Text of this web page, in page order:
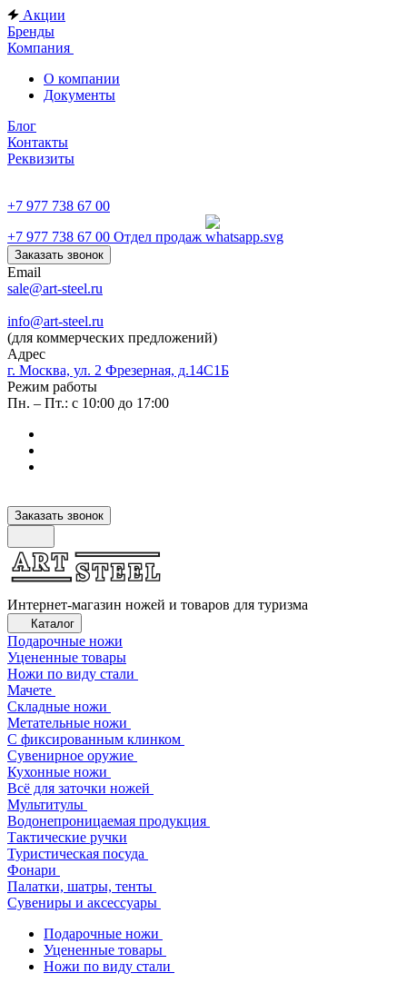
Акции
Бренды
Компания
О компании
Документы
Блог
Контакты
Реквизиты
+7 977 738 67 00
+7 977 738 67 00 Отдел продаж
Заказать звонок
Email
sale@art-steel.ru
info@art-steel.ru
(для коммерческих предложений)
Адрес
г. Москва, ул. 2 Фрезерная, д.14С1Б
Режим работы
Пн. – Пт.: с 10:00 до 17:00
Заказать звонок
Интернет-магазин ножей и товаров для туризма
Каталог
Подарочные ножи
Уцененные товары
Ножи по виду стали
Мачете
Складные ножи
Метательные ножи
С фиксированным клинком
Сувенирное оружие
Кухонные ножи
Всё для заточки ножей
Мультитулы
Водонепроницаемая продукция
Тактические ручки
Туристическая посуда
Фонари
Палатки, шатры, тенты
Сувениры и аксессуары
Подарочные ножи
Уцененные товары
Ножи по виду стали